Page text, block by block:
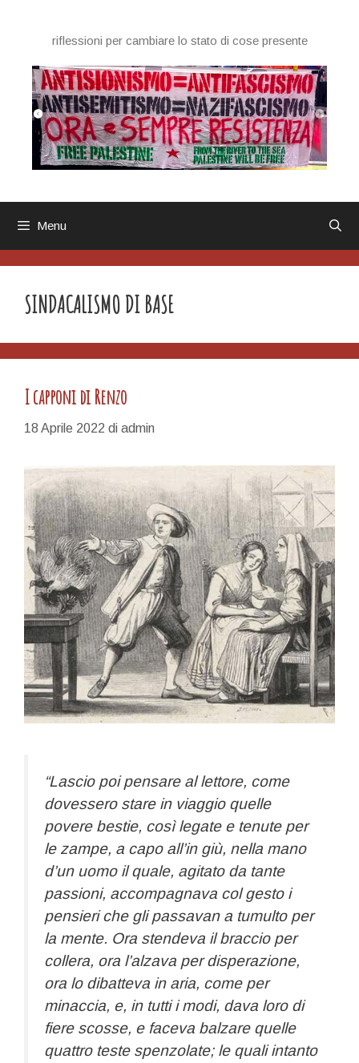
contenutoriflessioni per cambiare lo stato di cose presente
Menu
SINDACALISMO DI BASE
I capponi di Renzo
18 Aprile 2022 di admin
“Lascio poi pensare al lettore, come
dovessero stare in viaggio quelle
povere bestie, così legate e tenute per
le zampe, a capo all’in giù, nella mano
d’un uomo il quale, agitato da tante
passioni, accompagnava col gesto i
pensieri che gli passavan a tumulto per
la mente. Ora stendeva il braccio per
collera, ora l’alzava per disperazione,
ora lo dibatteva in aria, come per
minaccia, e, in tutti i modi, dava loro di
fiere scosse, e faceva balzare quelle
quattro teste spenzolate; le quali intanto